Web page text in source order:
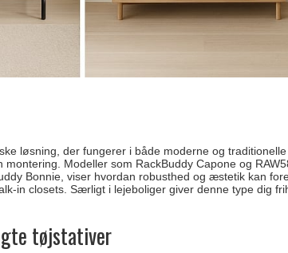
løsning, der fungerer i både moderne og
Modeller som RackBuddy Capone og
Bonnie, viser hvordan robusthed og æstetik kan
in closets. Særligt i lejeboliger giver denne type dig
tøjstativer